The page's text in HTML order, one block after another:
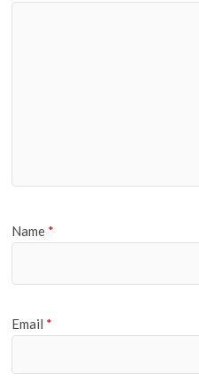
Name *
Email *